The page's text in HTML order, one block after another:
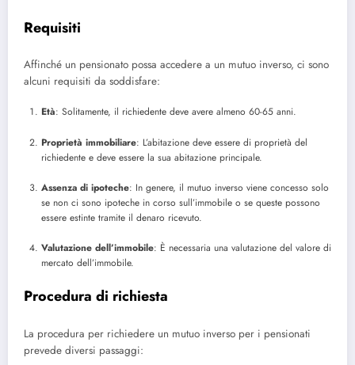
Requisiti
Affinché un pensionato possa accedere a un mutuo inverso, ci sono
alcuni requisiti da soddisfare:
Età: Solitamente, il richiedente deve avere almeno 60-65 anni.
Proprietà immobiliare: L’abitazione deve essere di proprietà del
richiedente e deve essere la sua abitazione principale.
Assenza di ipoteche: In genere, il mutuo inverso viene concesso solo
se non ci sono ipoteche in corso sull’immobile o se queste possono
essere estinte tramite il denaro ricevuto.
Valutazione dell’immobile: È necessaria una valutazione del valore di
mercato dell’immobile.
Procedura di richiesta
La procedura per richiedere un mutuo inverso per i pensionati
prevede diversi passaggi: